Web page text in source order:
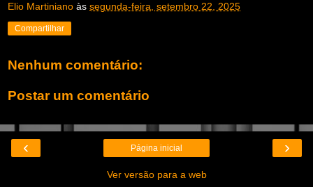
Elio Martiniano às segunda-feira, setembro 22, 2025
Compartilhar
Nenhum comentário:
Postar um comentário
‹ ›
Página inicial
Ver versão para a web